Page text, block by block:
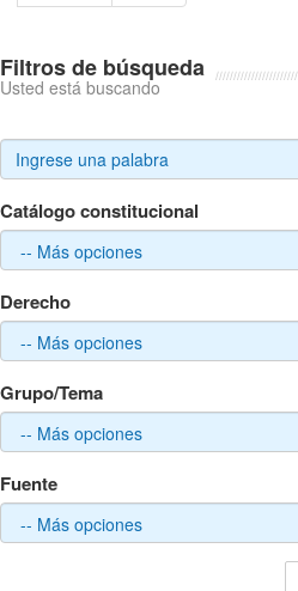
Filtros de búsqueda
Usted está buscando
Catálogo constitucional
Derecho
Grupo/Tema
Fuente